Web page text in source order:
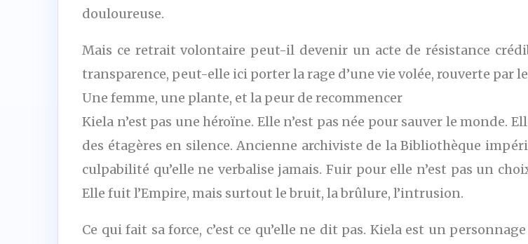
douloureuse.
Mais ce retrait volontaire peut-il devenir un acte de résistance
transparence, peut-elle ici porter la rage d’une vie volée, rouverte par
Une femme, une plante, et la peur de recommencer
Kiela n’est pas une héroïne. Elle n’est pas née pour sauver le monde.
des étagères en silence. Ancienne archiviste de la Bibliothèque
culpabilité qu’elle ne verbalise jamais. Fuir pour elle n’est pas un
Elle fuit l’Empire, mais surtout le bruit, la brûlure, l’intrusion.
Ce qui fait sa force, c’est ce qu’elle ne dit pas. Kiela est un